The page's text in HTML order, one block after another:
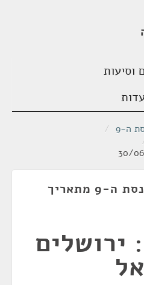
וסיעות
ה-9
/
ישיבת ועדה של הכנסת ה-9 מתאריך
ירושלים